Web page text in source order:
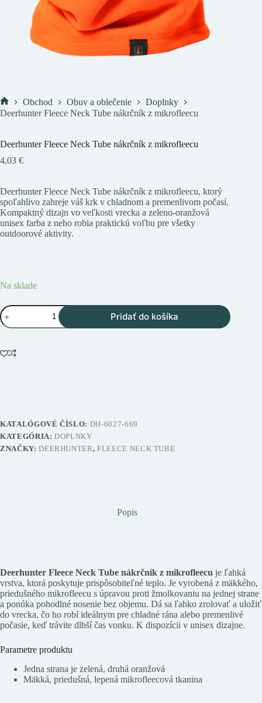
Domov
Obchod Obuv a oblečenie
Doplnky
Deerhunter Fleece Neck Tube nákrčník z mikrofleecu
Deerhunter Fleece Neck Tube nákrčník z mikrofleecu
4,03 €
Deerhunter Fleece Neck Tube nákrčník z mikrofleecu, ktorý
spoľahlivo zahreje váš krk v chladnom a premenlivom počasí.
Kompaktný dizajn vo veľkosti vrecka a zeleno-oranžová
unisex farba z neho robia praktickú voľbu pre všetky
outdoorové aktivity.
Na sklade
množstvo
Deerhunter
Fleece
Tube
nákrčník
Pridať do košíka
KATALÓGOVÉ ČÍSLO: DH-6027-669
KATEGÓRIA:DOPLNKY
ZNAČKY:DEERHUNTER ,FLEECE NECK TUBE
Popis
Deerhunter Fleece Neck Tube nákrčník z mikrofleecu je ľahká
vrstva, ktorá poskytuje prispôsobiteľné teplo. Je vyrobená z mäkkého,
priedušného mikrofleecu s úpravou proti žmolkovaniu na jednej strane
a ponúka pohodlné nosenie bez objemu. Dá sa ľahko zrolovať a uložiť
do vrecka, čo ho robí ideálnym pre chladné rána alebo premenlivé
počasie, keď trávite dlhší čas vonku. K dispozícii v unisex dizajne.
Parametre produktu
Jedna strana je zelená, druhá oranžová
Mäkká, priedušná, lepená mikrofleecová tkanina